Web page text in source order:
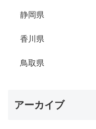
静岡県
香川県
鳥取県
アーカイブ